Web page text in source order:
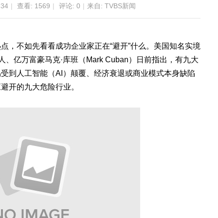
| 查看: 1569 | 评论: 0 | 来自: TVBS新闻
，不如先看看成功企业家正在“避开”什么。美国知名实境
、亿万富豪马克·库班（Mark Cuban）日前指出，有九大
到人工智能（AI）颠覆、经济衰退或商业模式本身缺陷
开的九大危险行业。